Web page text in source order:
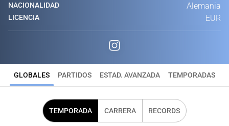
NACIONALIDAD Alemania
LICENCIA EUR
GLOBALES PARTIDOS ESTAD. AVANZADA TEMPORADAS
TEMPORADA CARRERA RECORDS